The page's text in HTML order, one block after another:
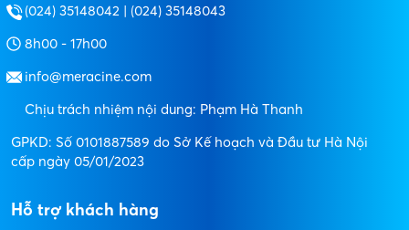
(024) 35148042 | (024) 35148043
8h00 - 17h00
info@meracine.com
Chịu trách nhiệm nội dung: Phạm Hà Thanh
GPKD: Số 0101887589 do Sở Kế hoạch và Đầu tư Hà Nội
cấp ngày 05/01/2023
Hỗ trợ khách hàng